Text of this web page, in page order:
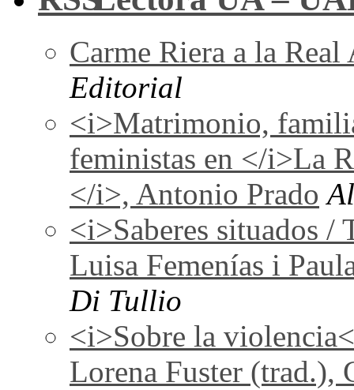
Carme Riera a la Real
Editorial
<i>Matrimonio,
feministas en </i>La
</i>, Antonio Prado
<i>Saberes situados /
Luisa Femenías i
Di Tullio
<i>Sobre la
Lorena Fuster (trad.),